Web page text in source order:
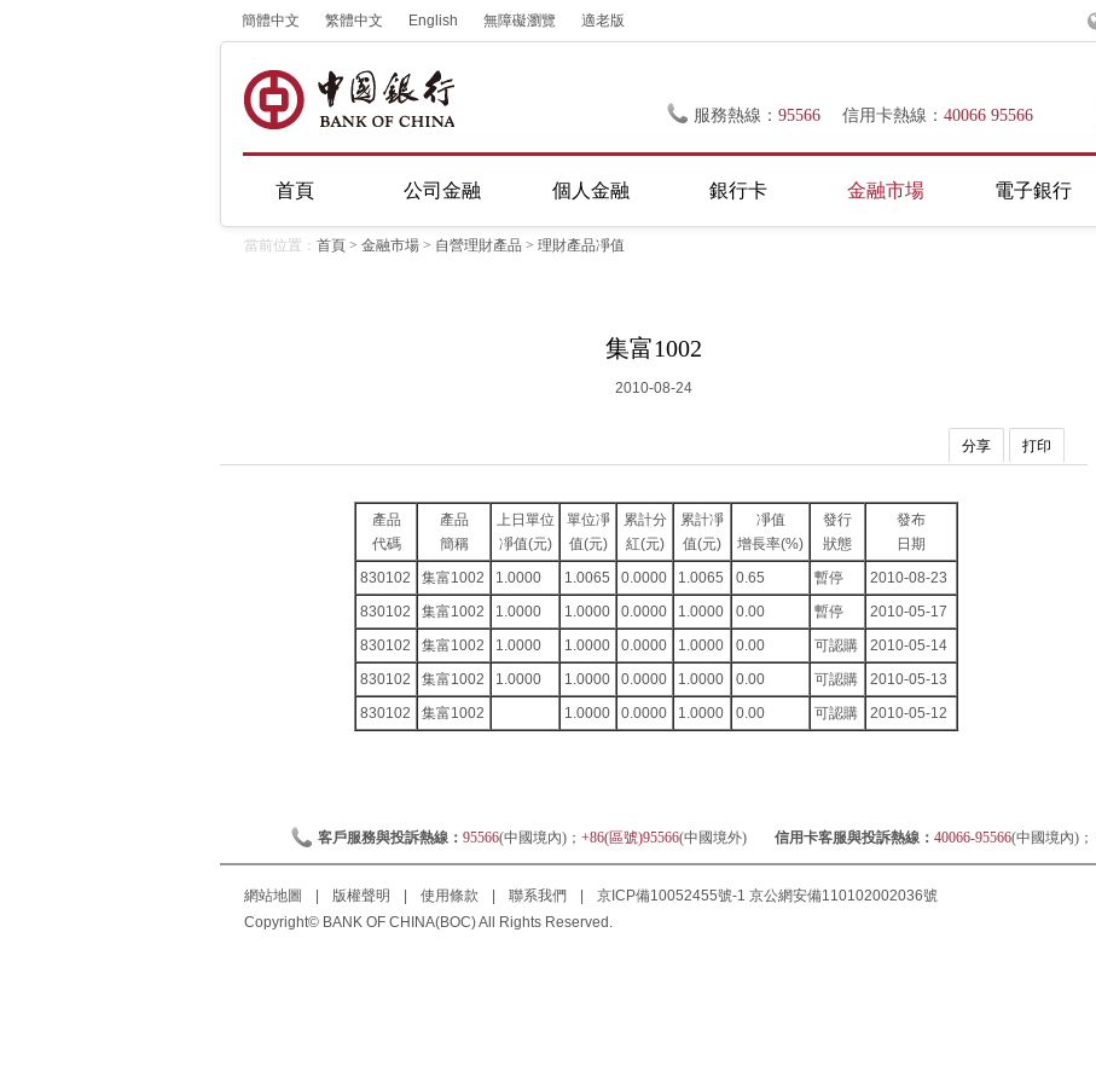
簡體中文 繁體中文 English 無障礙瀏覽 適老版
服務熱線： 95566 信用卡熱線： 40066 95566
首頁 公司金融 個人金融 銀行卡 金融市場 電子銀行
當前位置： 首頁 > 金融市場 > 自營理財產品 > 理財產品凈值
集富1002
2010-08-24
分享 打印
產品
代碼
產品
簡稱
上日單位
凈值(元)
單位凈
值(元)
累計分
紅(元)
累計凈
值(元)
凈值
增長率(%)
發行
狀態
發布
日期
830102
集富1002 1.0000 1.0065 0.0000 1.0065 0.65 暫停
2010-08-23
830102
集富1002 1.0000 1.0000 0.0000 1.0000 0.00 暫停
2010-05-17
830102
集富1002 1.0000 1.0000 0.0000 1.0000 0.00 可認購
2010-05-14
830102
集富1002 1.0000 1.0000 0.0000 1.0000 0.00 可認購
2010-05-13
830102
集富1002 1.0000 0.0000 1.0000 0.00 可認購 2010-05-12
客戶服務與投訴熱線： 95566(中國境內)； +86(區號)95566(中國境外) 信用卡客服與投訴熱線： 40066-95566(中國境內)；
網站地圖 版權聲明 使用條款 聯系我們 京ICP備10052455號-1 京公網安備110102002036號
Copyright© BANK OF CHINA(BOC) All Rights Reserved.